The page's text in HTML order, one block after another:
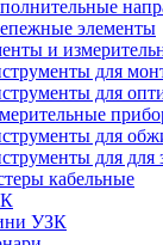
элементы
и
для
для
для
для для
кабельные
УЗК